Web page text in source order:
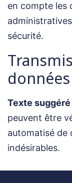
en compte les
sécurité.
Texte suggéré
peuvent être
automatisé de
indésirables.